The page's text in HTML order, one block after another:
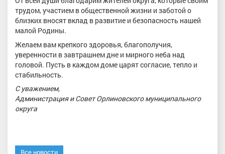
трудом, участием в общественной жизни и заботой о
близких вносят вклад в развитие и безопасность нашей
малой Родины.
Желаем вам крепкого здоровья, благополучия,
уверенности в завтрашнем дне и мирного неба над
головой. Пусть в каждом доме царят согласие, тепло и
стабильность.
С уважением,
Администрация и Совет Орлиновского муниципального
округа
Все новости